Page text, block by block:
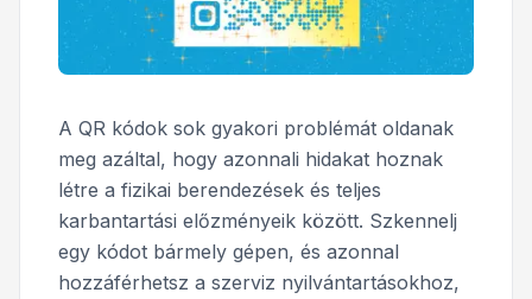
A QR kódok sok gyakori problémát oldanak
meg azáltal, hogy azonnali hidakat hoznak
létre a fizikai berendezések és teljes
karbantartási előzményeik között. Szkennelj
egy kódot bármely gépen, és azonnal
hozzáférhetsz a szerviz nyilvántartásokhoz,